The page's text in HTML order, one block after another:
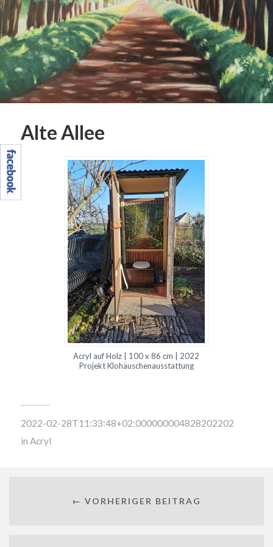
Alte Allee
Acryl auf Holz | 100 x 86 cm | 2022
Projekt Klohäuschenausstattung
2022-02-28T11:33:48+02:000000004828202202
in Acryl
← VORHERIGER BEITRAG